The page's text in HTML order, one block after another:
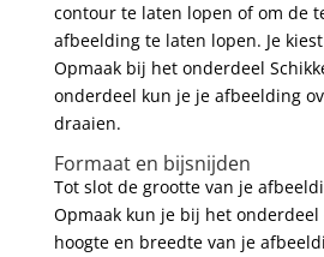
contour te laten lopen of om de
afbeelding te laten lopen. Je
Opmaak bij het onderdeel
onderdeel kun je je afbeelding
draaien.
Formaat en bijsnijden
Tot slot de grootte van je
Opmaak kun je bij het onderdeel
hoogte en breedte van je